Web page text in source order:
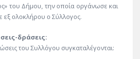
του Δήμου, την οποία οργάνωσε και
εξ ολοκλήρου ο Σύλλογος.
δράσεις:
του Συλλόγου συγκαταλέγονται: